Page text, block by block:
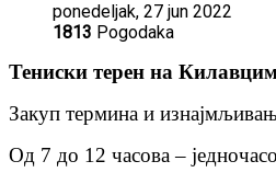
ponedeljak, 27 jun 2022
1813 Pogodaka
Тениски терен на
Закуп термина и
Од 7 до 12 часова –